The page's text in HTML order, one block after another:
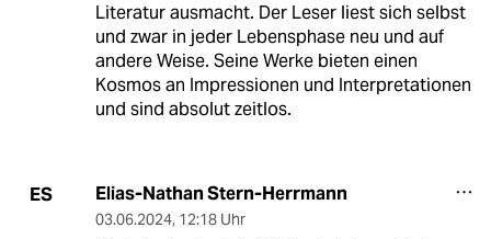
Literatur ausmacht. Der Leser liest sich selbst
und zwar in jeder Lebensphase neu und auf
andere Weise. Seine Werke bieten einen
Kosmos an Impressionen und Interpretationen
und sind absolut zeitlos.
ES Elias-Nathan Stern-Herrmann
03.06.2024, 12:18 Uhr